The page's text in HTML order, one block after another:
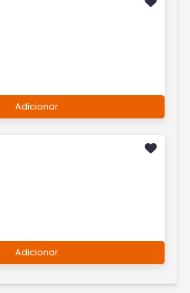
Adicionar
Adicionar